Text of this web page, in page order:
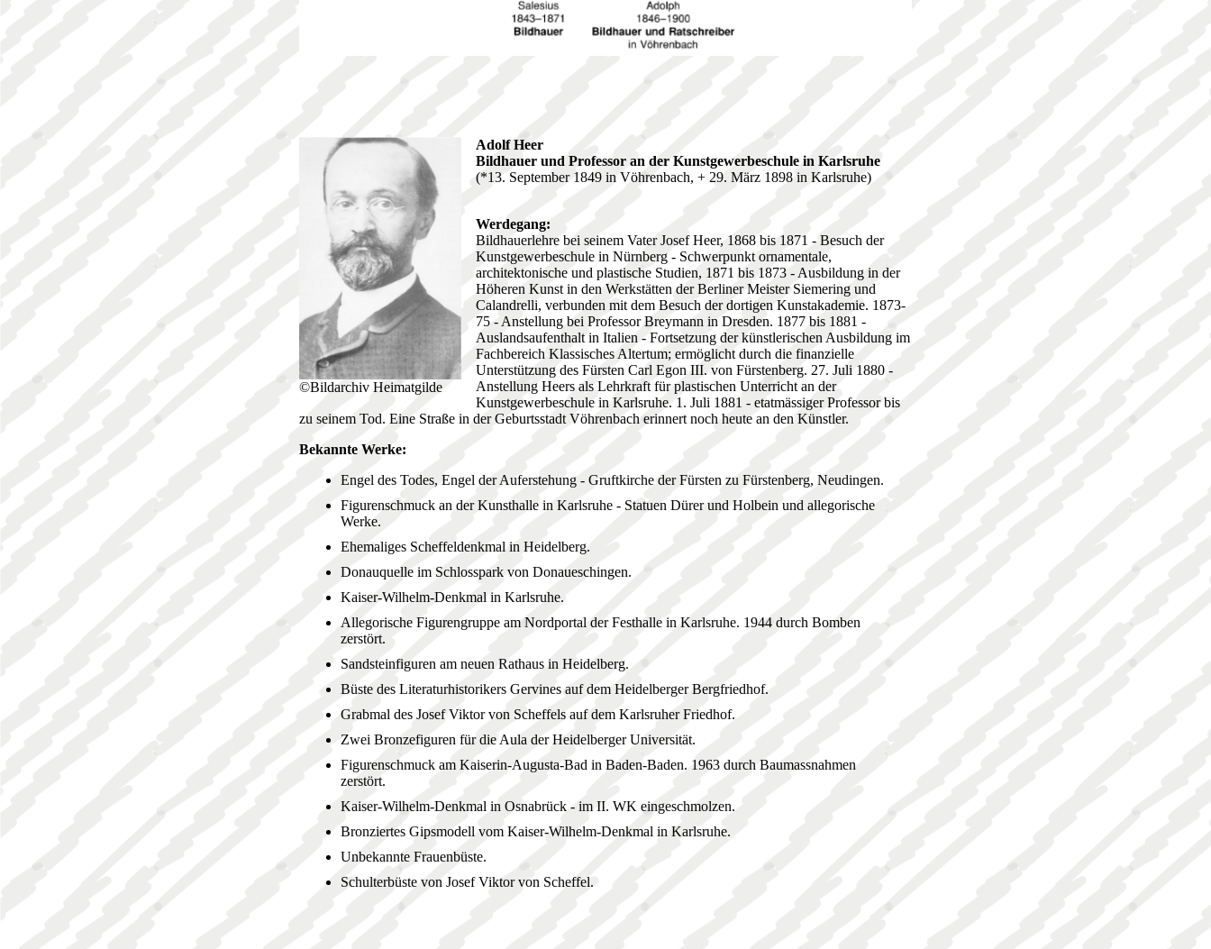
©Bildarchiv Heimatgilde
Adolf Heer
Bildhauer und Professor an der Kunstgewerbeschule in Karlsruhe
(*13. September 1849 in Vöhrenbach, + 29. März 1898 in Karlsruhe)
Werdegang:
Bildhauerlehre bei seinem Vater Josef Heer, 1868 bis 1871 - Besuch der
Kunstgewerbeschule in Nürnberg - Schwerpunkt ornamentale,
architektonische und plastische Studien, 1871 bis 1873 - Ausbildung in der
Höheren Kunst in den Werkstätten der Berliner Meister Siemering und
Calandrelli, verbunden mit dem Besuch der dortigen Kunstakademie. 1873-
75 - Anstellung bei Professor Breymann in Dresden. 1877 bis 1881 -
Auslandsaufenthalt in Italien - Fortsetzung der künstlerischen Ausbildung im
Fachbereich Klassisches Altertum; ermöglicht durch die finanzielle
Unterstützung des Fürsten Carl Egon III. von Fürstenberg. 27. Juli 1880 -
Anstellung Heers als Lehrkraft für plastischen Unterricht an der
Kunstgewerbeschule in Karlsruhe. 1. Juli 1881 - etatmässiger Professor bis
zu seinem Tod. Eine Straße in der Geburtsstadt Vöhrenbach erinnert noch heute an den Künstler.
Bekannte Werke:
Engel des Todes, Engel der Auferstehung - Gruftkirche der Fürsten zu Fürstenberg, Neudingen.
Figurenschmuck an der Kunsthalle in Karlsruhe - Statuen Dürer und Holbein und allegorische
Werke.
Ehemaliges Scheffeldenkmal in Heidelberg.
Donauquelle im Schlosspark von Donaueschingen.
Kaiser-Wilhelm-Denkmal in Karlsruhe.
Allegorische Figurengruppe am Nordportal der Festhalle in Karlsruhe. 1944 durch Bomben
zerstört.
Sandsteinfiguren am neuen Rathaus in Heidelberg.
Büste des Literaturhistorikers Gervines auf dem Heidelberger Bergfriedhof.
Grabmal des Josef Viktor von Scheffels auf dem Karlsruher Friedhof.
Zwei Bronzefiguren für die Aula der Heidelberger Universität.
Figurenschmuck am Kaiserin-Augusta-Bad in Baden-Baden. 1963 durch Baumassnahmen
zerstört.
Kaiser-Wilhelm-Denkmal in Osnabrück - im II. WK eingeschmolzen.
Bronziertes Gipsmodell vom Kaiser-Wilhelm-Denkmal in Karlsruhe.
Unbekannte Frauenbüste.
Schulterbüste von Josef Viktor von Scheffel.